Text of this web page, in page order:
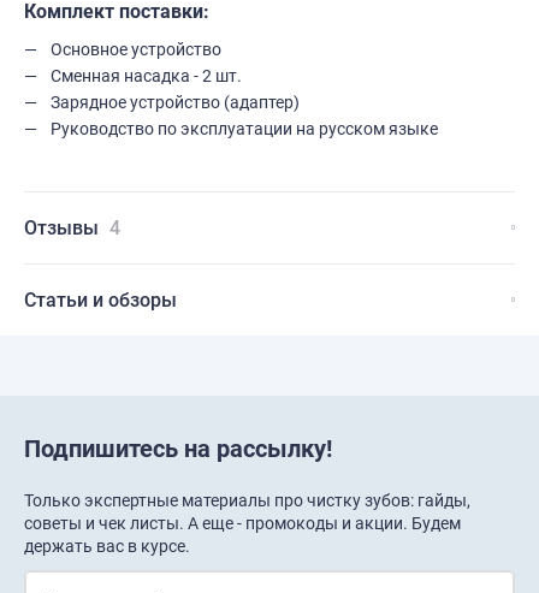
Комплект поставки:
Основное устройство
Сменная насадка - 2 шт.
Зарядное устройство (адаптер)
Руководство по эксплуатации на русском языке
Отзывы 4
Статьи и обзоры
Подпишитесь на рассылку!
Только экспертные материалы про чистку зубов: гайды,
советы и чек листы. А еще - промокоды и акции. Будем
держать вас в курсе.